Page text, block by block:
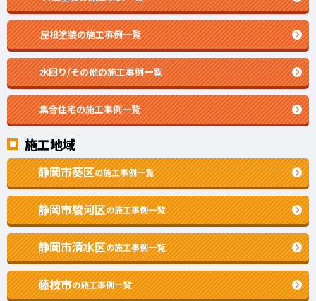
屋根塗装の施工事例一覧
水回り/その他の施工事例一覧
集合住宅の施工事例一覧
施工地域
静岡市葵区の施工事例一覧
静岡市駿河区の施工事例一覧
静岡市清水区の施工事例一覧
藤枝市の施工事例一覧